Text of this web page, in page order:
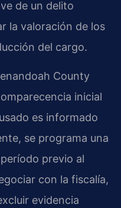
de un delito
la valoración de los
del cargo.
County
inicial
es informado
se programa una
previo al
con la fiscalía,
evidencia